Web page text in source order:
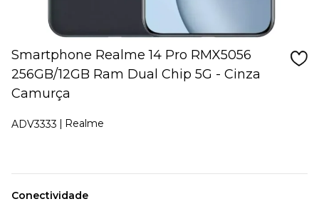
Smartphone Realme 14 Pro RMX5056
256GB/12GB Ram Dual Chip 5G - Cinza
Camurça
ADV3333 Realme
Conectividade